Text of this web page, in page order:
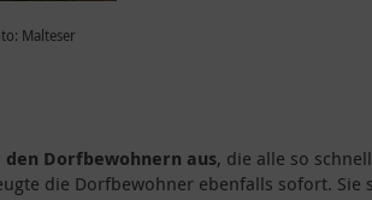
Malteser
Dorfbewohnern aus, die alle so
die Dorfbewohner ebenfalls sofort.